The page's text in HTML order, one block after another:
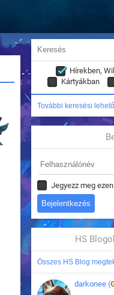
Hírekben,
Kártyákban
További keresési
Jegyezz meg
HS
Összes HS Blog
darkonee (